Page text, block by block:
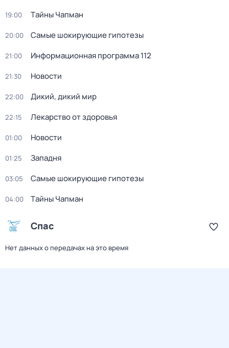
19:00 Тaйны Чапман
20:00 Самые шoкиpующие гипотезы
21:00 Информационная программа 112
21:30 Новости
22:00 Дикий, дикий мир
22:15 Лекарство от здоровья
01:00 Новости
01:25 Западня
03:05 Самые шoкиpующие гипотезы
04:00 Тaйны Чапман
Спас
Нет данных о передачах на это время